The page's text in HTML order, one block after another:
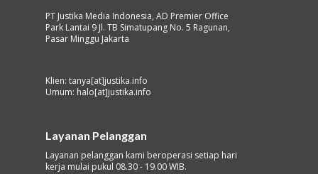
PT Justika Media Indonesia, AD Premier Office
Park Lantai 9 Jl. TB Simatupang No. 5 Ragunan,
Pasar Minggu Jakarta
Klien: tanya[at]justika.info
Umum: halo[at]justika.info
Layanan Pelanggan
Layanan pelanggan kami beroperasi setiap hari
kerja mulai pukul 08.30 - 19.00 WIB.